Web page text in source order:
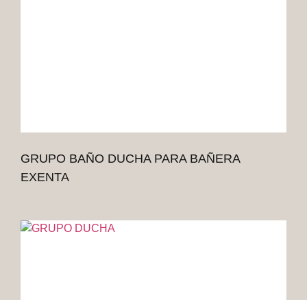
GRUPO BAÑO DUCHA PARA BAÑERA
EXENTA